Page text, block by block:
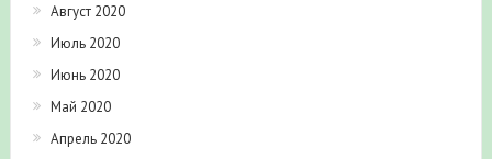
Август 2020
Июль 2020
Июнь 2020
Май 2020
Апрель 2020